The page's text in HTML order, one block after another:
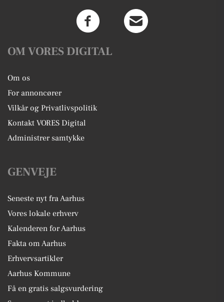
OM VORES DIGITAL
Om os
For annoncører
Vilkår og Privatlivspolitik
Kontakt VORES Digital
Administrer samtykke
GENVEJE
Seneste nyt fra Aarhus
Vores lokale erhverv
Kalenderen for Aarhus
Fakta om Aarhus
Erhvervsartikler
Aarhus Kommune
Få en gratis salgsvurdering